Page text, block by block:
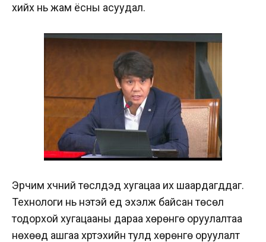
хийх нь жам ёсны асуудал.
Эрчим хүчний төслүүдэд хугацаа их шаардагддаг.
Технологи нь үнэтэй үед эхэлж байсан төсөл
тодорхой хугацааны дараа хөрөнгө оруулалтаа
нөхөөд ашгаа хүртэхийн тулд хөрөнгө оруулалт